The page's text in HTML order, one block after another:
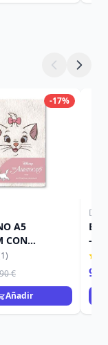
-17%
A5
CON
PELUCHE
LOS
€
Añadir
-